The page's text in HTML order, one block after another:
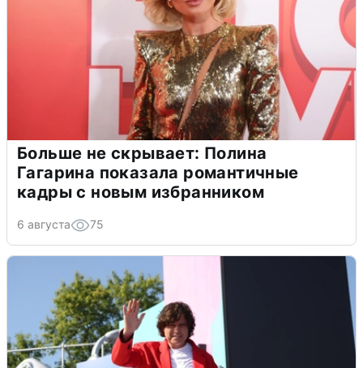
Больше не скрывает: Полина
Гагарина показала романтичные
кадры с новым избранником
6 августа 75